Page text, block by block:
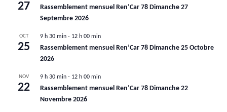
27
Rassemblement mensuel Ren’Car 78 Dimanche 27
Septembre 2026
OCT
25
9 h 30 min - 12 h 00 min
Rassemblement mensuel Ren’Car 78 Dimanche 25 Octobre
2026
NOV
22
9 h 30 min - 12 h 00 min
Rassemblement mensuel Ren’Car 78 Dimanche 22
Novembre 2026